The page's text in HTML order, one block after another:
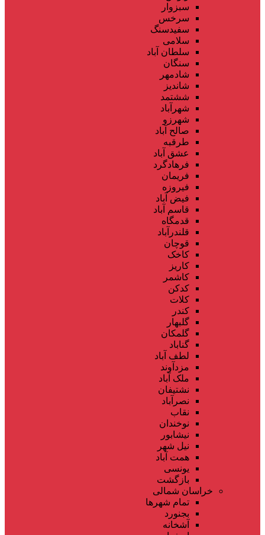
سبزوار
سرخس
سفیدسنگ
سلامی
سلطان آباد
سنگان
شادمهر
شاندیز
ششتمد
شهرآباد
شهرزو
صالح آباد
طرقبه
عشق آباد
فرهادگرد
فریمان
فیروزه
فیض آباد
قاسم آباد
قدمگاه
قلندرآباد
قوچان
کاخک
کاریز
کاشمر
کدکن
کلات
کندر
گلبهار
گلمکان
گناباد
لطف آباد
مزدآوند
ملک آباد
نشتیفان
نصرآباد
نقاب
نوخندان
نیشابور
نیل شهر
همت آباد
یونسی
بازگشت
خراسان شمالی
تمام شهر‌ها
بجنورد
آشخانه